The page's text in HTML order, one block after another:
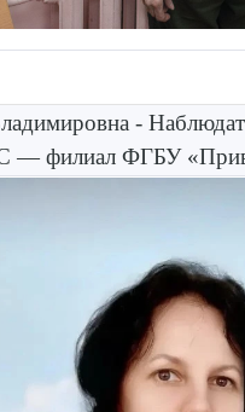
-
— филиал ФГБУ